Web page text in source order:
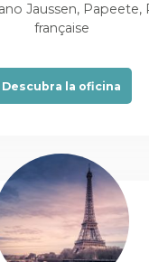
Jaussen, Papeete,
française
Descubra la oficina